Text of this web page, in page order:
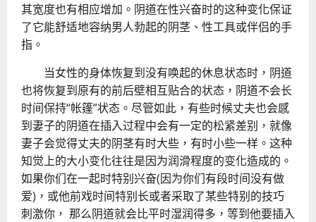
其宽度也有相应增加。阴道在性兴奋时的这种变化保证
了它能舒适地容纳男人勃起的阴茎、性工具或伴侣的手
指。
当女性的身体恢复到没有唤起的休息状态时，阴道
也将恢复到原有的前后壁相互贴合的状态，阴道不会长
时间保持“帐篷”状态。尽管如此，有些时候丈夫也会感
到妻子的阴道在插入过程中会有一定的松紧差别，就像
妻子会觉得丈夫的阴茎有时大些，有时小些一样。这种
知觉上的大小变化往往是因为润滑程度的变化造成的。
如果你们在一起时特别兴奋(因为你们有段时间没有做
爱)，或他前戏时间特别长或者采取了某些特别的技巧
刺激你， 那么阴道就会比平时湿润得多，等到他要插入